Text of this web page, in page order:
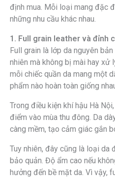
định mua. Mỗi loại mang đặc
những nhu cầu khác nhau.
1. Full grain leather và đỉnh
Full grain là lớp da nguyên
nhiên mà không bị mài hay xử
mỗi chiếc quần da mang một
phẩm nào hoàn toàn giống
Trong điều kiện khí hậu Hà
điểm vào mùa thu đông. Da
càng mềm, tạo cảm giác gắn
Tuy nhiên, đây cũng là loại da
bảo quản. Độ ẩm cao nếu
hưởng đến bề mặt da. Vì vậy,